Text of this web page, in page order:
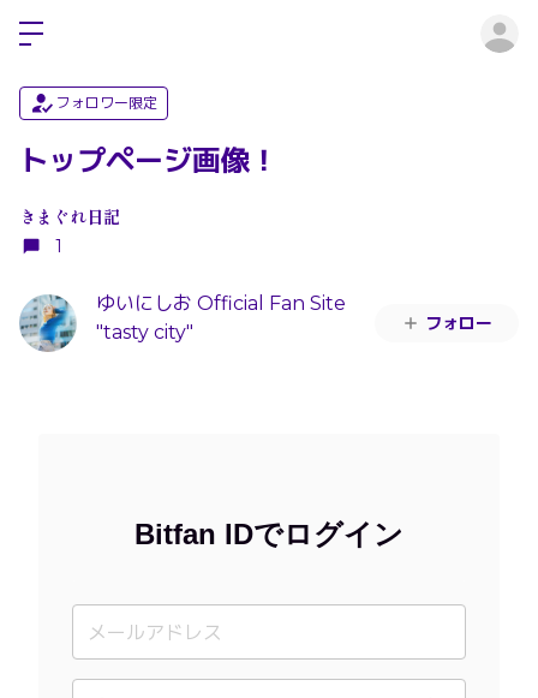
フォロワー限定
トップページ画像！
きまぐれ日記
1
ゆいにしお Official Fan Site
"tasty city"
フォロー
Bitfan IDでログイン